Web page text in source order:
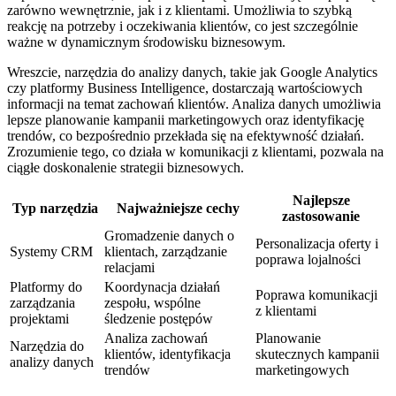
zarówno wewnętrznie, jak i z klientami. Umożliwia to szybką
reakcję na potrzeby i oczekiwania klientów, co jest szczególnie
ważne w dynamicznym środowisku biznesowym.
Wreszcie, narzędzia do analizy danych, takie jak Google Analytics
czy platformy Business Intelligence, dostarczają wartościowych
informacji na temat zachowań klientów. Analiza danych umożliwia
lepsze planowanie kampanii marketingowych oraz identyfikację
trendów, co bezpośrednio przekłada się na efektywność działań.
Zrozumienie tego, co działa w komunikacji z klientami, pozwala na
ciągłe doskonalenie strategii biznesowych.
Typ narzędzia Najważniejsze cechy
Najlepsze
zastosowanie
Systemy CRM
Gromadzenie danych o
klientach, zarządzanie
relacjami
Personalizacja oferty i
poprawa lojalności
Platformy do
zarządzania
projektami
Koordynacja działań
zespołu, wspólne
śledzenie postępów
Poprawa komunikacji
z klientami
Narzędzia do
analizy danych
Analiza zachowań
klientów, identyfikacja
trendów
Planowanie
skutecznych kampanii
marketingowych